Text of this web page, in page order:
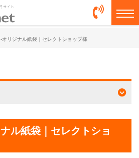
オリジナル紙袋｜セレクトショップ様
ル紙袋｜セレクトショ